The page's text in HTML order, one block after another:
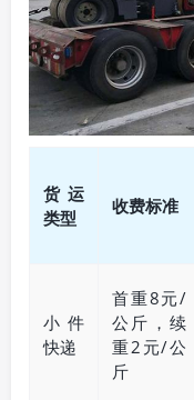
货运
类型
收费标准
小件
快递
首重8元/
公斤，续
重2元/公
斤